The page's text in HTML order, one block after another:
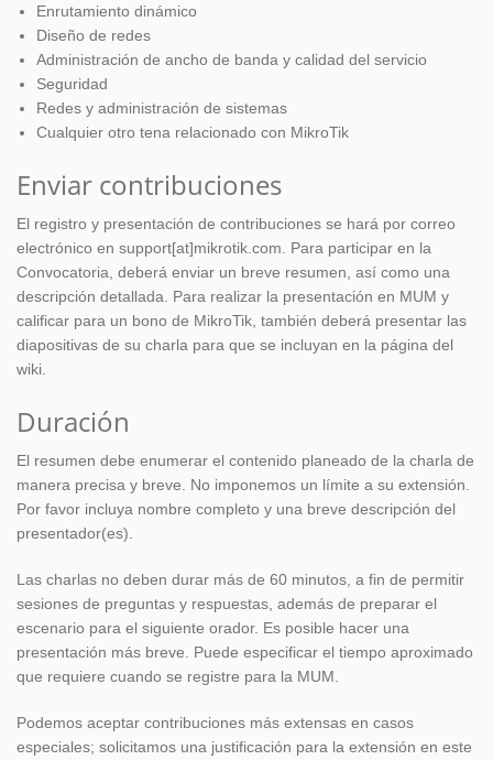
Enrutamiento dinámico
Diseño de redes
Administración de ancho de banda y calidad del servicio
Seguridad
Redes y administración de sistemas
Cualquier otro tena relacionado con MikroTik
Enviar contribuciones
El registro y presentación de contribuciones se hará por correo
electrónico en support[at]mikrotik.com. Para participar en la
Convocatoria, deberá enviar un breve resumen, así como una
descripción detallada. Para realizar la presentación en MUM y
calificar para un bono de MikroTik, también deberá presentar las
diapositivas de su charla para que se incluyan en la página del
wiki.
Duración
El resumen debe enumerar el contenido planeado de la charla de
manera precisa y breve. No imponemos un límite a su extensión.
Por favor incluya nombre completo y una breve descripción del
presentador(es).
Las charlas no deben durar más de 60 minutos, a fin de permitir
sesiones de preguntas y respuestas, además de preparar el
escenario para el siguiente orador. Es posible hacer una
presentación más breve. Puede especificar el tiempo aproximado
que requiere cuando se registre para la MUM.
Podemos aceptar contribuciones más extensas en casos
especiales; solicitamos una justificación para la extensión en este